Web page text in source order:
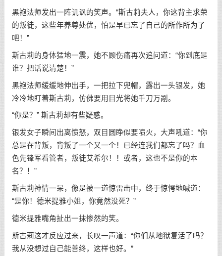
黑袍法师发出一阵讥讽的笑声。“斯古莉夫人，你这背主求荣
的叛徒，这些年养尊处优，怕是早已忘了自己的所作所为了
吧！”
斯古莉的身体猛地一震，她不顾伤痛再次追问道：“你到底是
谁？把话说清楚！”
黑袍法师缓缓地伸出手，一把拉下兜帽，露出一头银发，她
冷冷地盯着斯古莉，仿佛要用目光将她千刀万剐。
“你是？” 斯古莉却有些疑惑。
银发女子瞬间出离愤怒，双目圆睁似要喷火，大声吼道：“你
总是在背叛，背叛了一个又一个！已经连我们都忘了吗？血
色先锋军看管者，叛徒艾希尔！！或者，这也不是你的本
名？！”
斯古莉神情一呆，像是被一道惊雷击中，终于惊愕地喊道：
“是你！德米提雅小姐，你竟然没死？”
德米提雅嘴角扯出一抹惨然的笑。
斯古莉这才反应过来，长叹一声道：“你们从地狱复活了吗？
我从没想过自己能善终，这样也好。”